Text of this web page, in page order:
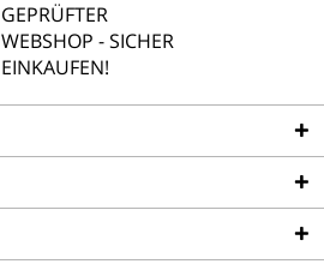
GEPRÜFTER
WEBSHOP - SICHER
EINKAUFEN!